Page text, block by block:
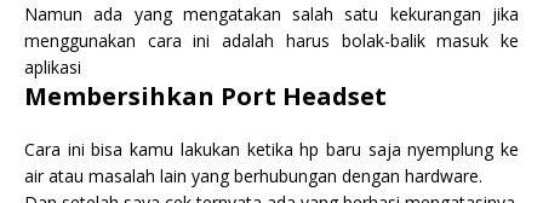
Namun ada yang mengatakan salah satu kekurangan jika
menggunakan cara ini adalah harus bolak-balik masuk ke
aplikasi
Membersihkan Port Headset
Cara ini bisa kamu lakukan ketika hp baru saja nyemplung ke
air atau masalah lain yang berhubungan dengan hardware.